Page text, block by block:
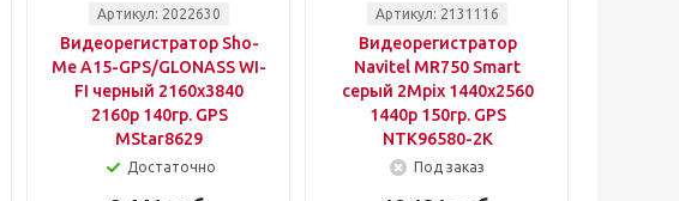
Артикул: 2022630
Видеорегистратор Sho-
Me A15-GPS/GLONASS WI-
FI черный 2160x3840
2160p 140гр. GPS
MStar8629
Достаточно
Артикул: 2131116
Видеорегистратор
Navitel MR750 Smart
серый 2Mpix 1440x2560
1440p 150гр. GPS
NTK96580-2K
Под заказ